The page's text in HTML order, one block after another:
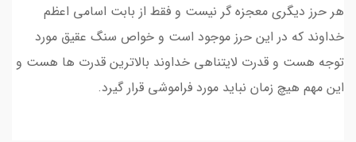
هر حرز دیگری معجزه گر نیست و فقط از بابت اسامی اعظم
خداوند که در این حرز موجود است و خواص سنگ عقیق مورد
توجه هست و قدرت لایتناهی خداوند بالاترین قدرت ها هست و
این مهم هیچ زمان نباید مورد فراموشی قرار گیرد.